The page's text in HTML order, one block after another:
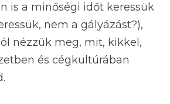
is a minőségi időt keressük
nem a gályázást?),
nézzük meg, mit, kikkel,
és cégkultúrában